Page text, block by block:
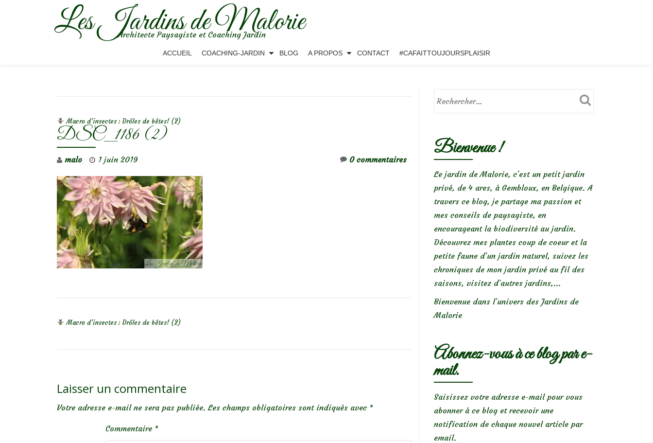
Les Jardins de Malorie
Architecte Paysagiste et Coaching Jardin
ACCUEIL COACHING-JARDIN BLOG A PROPOS CONTACT #CAFAITTOUJOURSPLAISIR
Macro d’insectes : Drôles de bêtes! (2)
DSC_1186 (2)
malo 1 juin 2019 0 commentaires
Macro d’insectes : Drôles de bêtes! (2)
Laisser un commentaire
Votre adresse e-mail ne sera pas publiée. Les champs obligatoires sont indiqués avec *
Commentaire *
Bienvenue !
Le jardin de Malorie, c'est un petit jardin
privé, de 4 ares, à Gembloux, en Belgique. A
travers ce blog, je partage ma passion et
mes conseils de paysagiste, en
encourageant la biodiversité au jardin.
Découvrez mes plantes coup de coeur et la
petite faune d’un jardin naturel, suivez les
chroniques de mon jardin privé au fil des
saisons, visitez d’autres jardins,...
Bienvenue dans l’univers des Jardins de
Malorie
Abonnez-vous à ce blog par e-
mail.
Saisissez votre adresse e-mail pour vous
abonner à ce blog et recevoir une
notification de chaque nouvel article par
email.